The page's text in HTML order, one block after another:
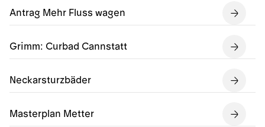
Antrag Mehr Fluss wagen
Grimm: Curbad Cannstatt
Neckarsturzbäder
Masterplan Metter